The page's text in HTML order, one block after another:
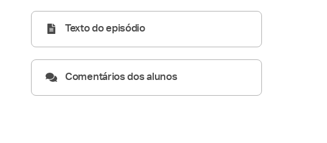
Texto do episódio
Comentários dos alunos